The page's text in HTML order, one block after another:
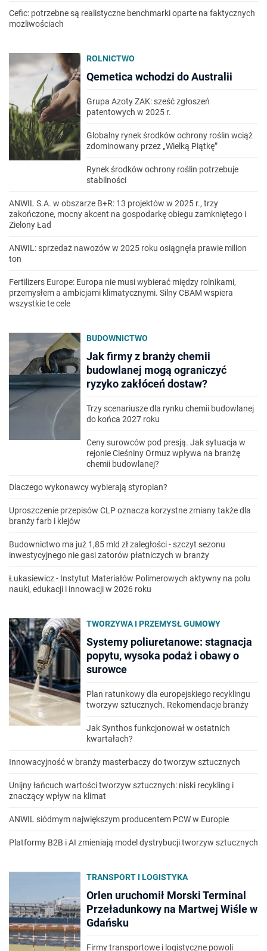
Cefic: potrzebne są realistyczne benchmarki oparte na faktycznych
możliwościach
ROLNICTWO
Qemetica wchodzi do Australii
Grupa Azoty ZAK: sześć zgłoszeń
patentowych w 2025 r.
Globalny rynek środków ochrony roślin wciąż
zdominowany przez „Wielką Piątkę”
Rynek środków ochrony roślin potrzebuje
stabilności
ANWIL S.A. w obszarze B+R: 13 projektów w 2025 r., trzy
zakończone, mocny akcent na gospodarkę obiegu zamkniętego i
Zielony Ład
ANWIL: sprzedaż nawozów w 2025 roku osiągnęła prawie milion
ton
Fertilizers Europe: Europa nie musi wybierać między rolnikami,
przemysłem a ambicjami klimatycznymi. Silny CBAM wspiera
wszystkie te cele
BUDOWNICTWO
Jak firmy z branży chemii
budowlanej mogą ograniczyć
ryzyko zakłóceń dostaw?
Trzy scenariusze dla rynku chemii budowlanej
do końca 2027 roku
Ceny surowców pod presją. Jak sytuacja w
rejonie Cieśniny Ormuz wpływa na branżę
chemii budowlanej?
Dlaczego wykonawcy wybierają styropian?
Uproszczenie przepisów CLP oznacza korzystne zmiany także dla
branży farb i klejów
Budownictwo ma już 1,85 mld zł zaległości - szczyt sezonu
inwestycyjnego nie gasi zatorów płatniczych w branży
Łukasiewicz - Instytut Materiałów Polimerowych aktywny na polu
nauki, edukacji i innowacji w 2026 roku
TWORZYWA I PRZEMYSŁ GUMOWY
Systemy poliuretanowe: stagnacja
popytu, wysoka podaż i obawy o
surowce
Plan ratunkowy dla europejskiego recyklingu
tworzyw sztucznych. Rekomendacje branży
Jak Synthos funkcjonował w ostatnich
kwartałach?
Innowacyjność w branży masterbaczy do tworzyw sztucznych
Unijny łańcuch wartości tworzyw sztucznych: niski recykling i
znaczący wpływ na klimat
ANWIL siódmym największym producentem PCW w Europie
Platformy B2B i AI zmieniają model dystrybucji tworzyw sztucznych
TRANSPORT I LOGISTYKA
Orlen uruchomił Morski Terminal
Przeładunkowy na Martwej Wiśle w
Gdańsku
Firmy transportowe i logistyczne powoli